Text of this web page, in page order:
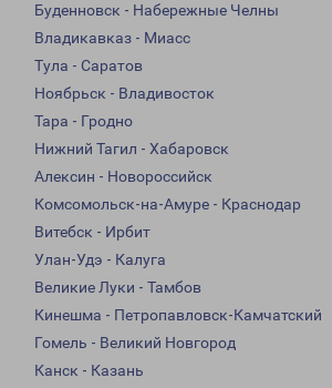
Буденновск - Набережные Челны
Владикавказ - Миасс
Тула - Саратов
Ноябрьск - Владивосток
Тара - Гродно
Нижний Тагил - Хабаровск
Алексин - Новороссийск
Комсомольск-на-Амуре - Краснодар
Витебск - Ирбит
Улан-Удэ - Калуга
Великие Луки - Тамбов
Кинешма - Петропавловск-Камчатский
Гомель - Великий Новгород
Канск - Казань